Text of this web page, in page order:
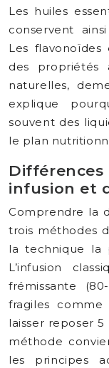
Les huiles
conservent
Les flavonoïdes
des propriétés
naturelles,
explique
souvent des
le plan
infusion et
Comprendre la
trois méthodes
la technique la
L’infusion
frémissante
fragiles
laisser reposer
méthode
les principes